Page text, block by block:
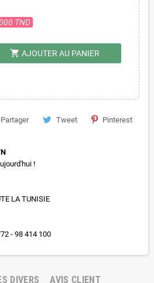
TND
shopping_cart AJOUTER AU PANIER
Partager Tweet Pinterest
!
LA TUNISIE
- 98 414 100
DIVERS AVIS CLIENT